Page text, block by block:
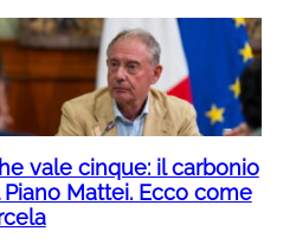
vale cinque: il carbonio
Mattei. Ecco come